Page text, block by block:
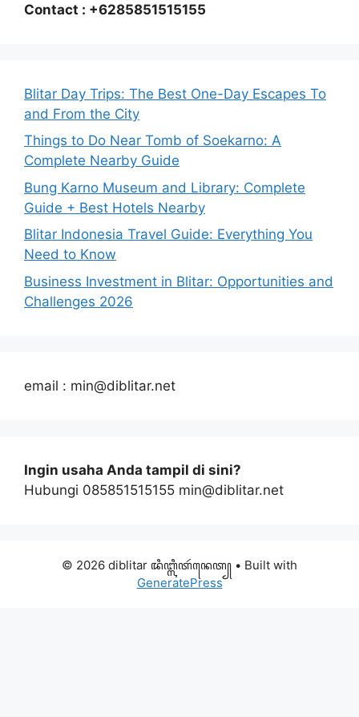
Contact : +6285851515155
Blitar Day Trips: The Best One-Day Escapes To
and From the City
Things to Do Near Tomb of Soekarno: A
Complete Nearby Guide
Bung Karno Museum and Library: Complete
Guide + Best Hotels Nearby
Blitar Indonesia Travel Guide: Everything You
Need to Know
Business Investment in Blitar: Opportunities and
Challenges 2026
email : min@diblitar.net
Ingin usaha Anda tampil di sini?
Hubungi 085851515155 min@diblitar.net
© 2026 diblitar ꦢꦶꦧ꧀ꦭꦶꦠꦂꦤꦺꦠ꧀ • Built with
GeneratePress